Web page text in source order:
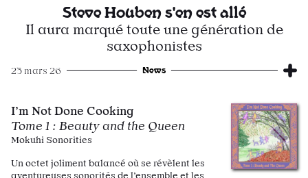
Steve Houben s'en est allé
Il aura marqué toute une génération de
saxophonistes
23 mars 26 News
I’m Not Done Cooking
Tome 1 : Beauty and the Queen
Mokuhi Sonorities
Un octet joliment balancé où se révèlent les
aventureuses sonorités de l’ensemble et les